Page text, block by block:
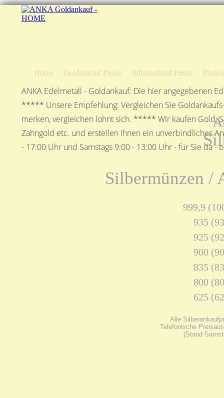
Home Goldankauf Preise Silberankauf Preise
ANKA Edelmetall - Goldankauf: Die hier angegebenen
***** Unsere Empfehlung: Vergleichen Sie
merken, vergleichen lohnt sich. ***** Wir kaufen Gold,
Zahngold etc. und erstellen Ihnen ein unverbindliches
- 17:00 Uhr und Samstags 9:00 - 13:00 Uhr - für Sie
Silbermünzen /
999,9
935
925
900
835
800
625
Alle
Telefonische
(Stand